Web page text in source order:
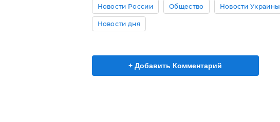
Новости России Общество Новости Украины
Новости дня
+ Добавить Комментарий